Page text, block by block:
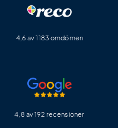
4,6 av 1183 omdömen
4,8 av 192 recensioner